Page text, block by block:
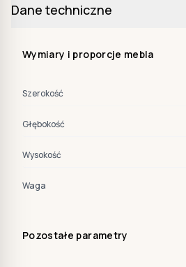
Dane techniczne
Wymiary i proporcje mebla
Szerokość
Głębokość
Wysokość
Waga
Pozostałe parametry